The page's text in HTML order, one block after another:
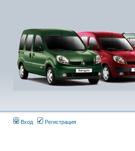
Вход Регистрация